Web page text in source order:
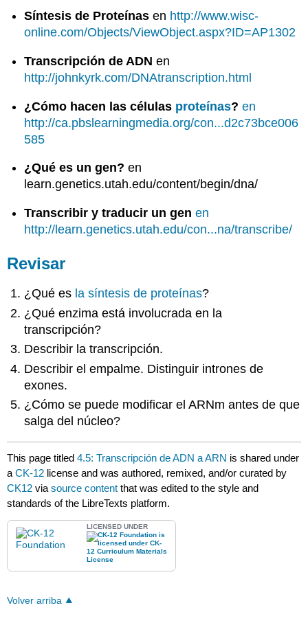
Síntesis de Proteínas en http://www.wisc-
online.com/Objects/ViewObject.aspx?ID=AP1302
Transcripción de ADN en
http://johnkyrk.com/DNAtranscription.html
¿Cómo hacen las células proteínas?en
http://ca.pbslearningmedia.org/con...d2c73bce006
585
¿Qué es un gen?en
learn.genetics.utah.edu/content/begin/dna/
Transcribir y traducir un gen en
http://learn.genetics.utah.edu/con...na/transcribe/
Revisar
¿Qué es la síntesis de proteínas?
¿Qué enzima está involucrada en la
transcripción?
Describir la transcripción.
Describir el empalme. Distinguir intrones de
exones.
¿Cómo se puede modificar el ARNm antes de que
salga del núcleo?
This page titled4.5: Transcripción de ADN a ARN is shared under
aCK-12 license and was authored, remixed, and/or curated by
CK12 viasource content that was edited to the style and
standards of the LibreTexts platform.
LICENSED UNDER
Volver arriba